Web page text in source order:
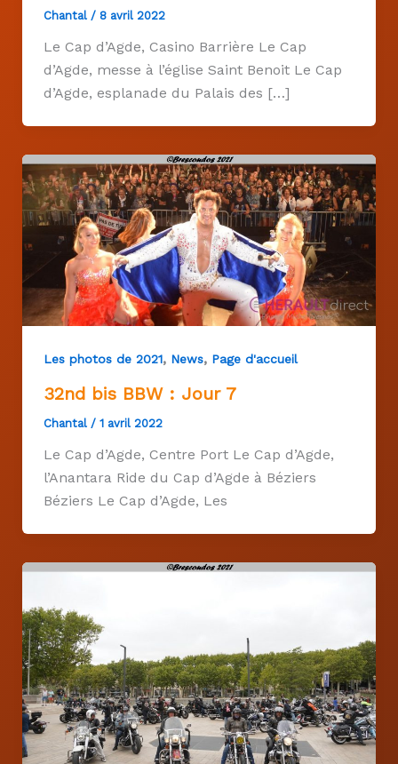
Chantal / 8 avril 2022
Le Cap d’Agde, Casino Barrière Le Cap
d’Agde, messe à l’église Saint Benoit Le Cap
d’Agde, esplanade du Palais des […]
Les photos de 2021, News, Page d'accueil
32nd bis BBW : Jour 7
Chantal / 1 avril 2022
Le Cap d’Agde, Centre Port Le Cap d’Agde,
l’Anantara Ride du Cap d’Agde à Béziers
Béziers Le Cap d’Agde, Les